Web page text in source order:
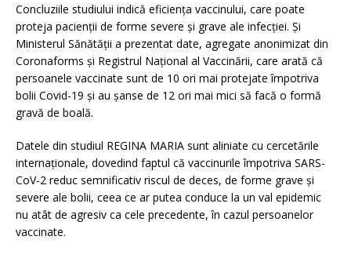
Concluziile studiului indică eficiența vaccinului, care poate
proteja pacienții de forme severe și grave ale infecției. Și
Ministerul Sănătății a prezentat date, agregate anonimizat din
Coronaforms și Registrul Național al Vaccinării, care arată că
persoanele vaccinate sunt de 10 ori mai protejate împotriva
bolii Covid-19 și au șanse de 12 ori mai mici să facă o formă
gravă de boală.
Datele din studiul REGINA MARIA sunt aliniate cu cercetările
internaționale, dovedind faptul că vaccinurile împotriva SARS-
CoV-2 reduc semnificativ riscul de deces, de forme grave și
severe ale bolii, ceea ce ar putea conduce la un val epidemic
nu atât de agresiv ca cele precedente, în cazul persoanelor
vaccinate.